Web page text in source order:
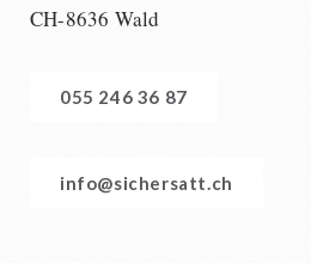
CH-8636 Wald
055 246 36 87
info@sichersatt.ch